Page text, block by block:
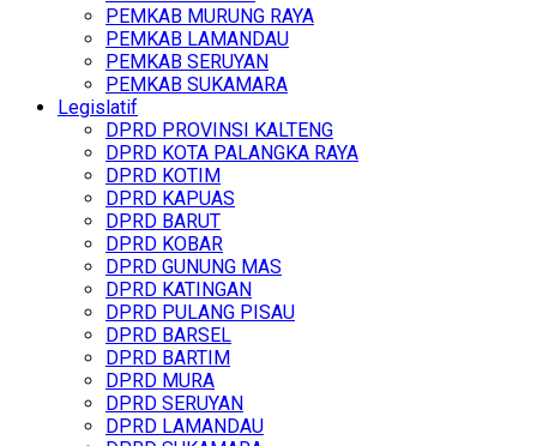
PEMKAB MURUNG RAYA
PEMKAB LAMANDAU
PEMKAB SERUYAN
PEMKAB SUKAMARA
Legislatif
DPRD PROVINSI KALTENG
DPRD KOTA PALANGKA RAYA
DPRD KOTIM
DPRD KAPUAS
DPRD BARUT
DPRD KOBAR
DPRD GUNUNG MAS
DPRD KATINGAN
DPRD PULANG PISAU
DPRD BARSEL
DPRD BARTIM
DPRD MURA
DPRD SERUYAN
DPRD LAMANDAU